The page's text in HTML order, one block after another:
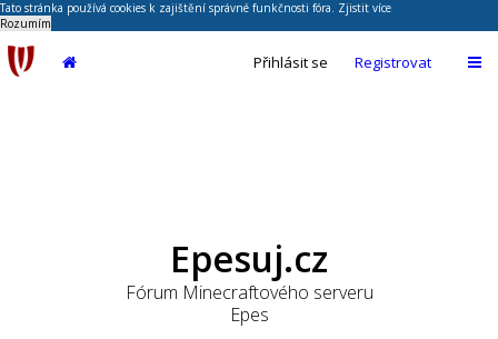
Tato stránka používá cookies k zajištění správné funkčnosti fóra. Zjistit více
Rozumím
Přihlásit se Registrovat
Epesuj.cz
Fórum Minecraftového serveru
Epes